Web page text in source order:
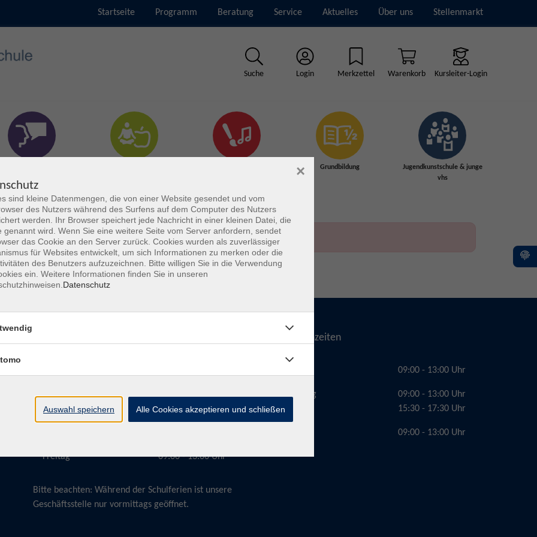
Startseite Programm Beratung Service Aktuelles Über uns Stellenmarkt
Suche Login Merkzettel Warenkorb Kursleiter-Login
Grundbildung
Jugendkunstschule & junge
vhs
Dienstag
Freitag
15:30 - 17:30 Uhr
09:00 - 13:00 Uhr
Bitte beachten: Während der Schulferien ist unsere
Geschäftsstelle nur vormittags geöffnet.
Telefonzeiten
Dienstag
09:00 - 13:00 Uhr
09:00 - 13:00 Uhr
15:30 - 17:30 Uhr
09:00 - 13:00 Uhr
sind kleine Datenmengen, die von einer Website gesendet und vom
des Nutzers während des Surfens auf dem Computer des Nutzers
werden. Ihr Browser speichert jede Nachricht in einer kleinen Datei, die
genannt wird. Wenn Sie eine weitere Seite vom Server anfordern, sendet
das Cookie an den Server zurück. Cookies wurden als zuverlässiger
für Websites entwickelt, um sich Informationen zu merken oder die
des Benutzers aufzuzeichnen. Bitte willigen Sie in die Verwendung
ein. Weitere Informationen finden Sie in unseren
Datenschutz
×
Auswahl speichern Alle Cookies akzeptieren und schließen